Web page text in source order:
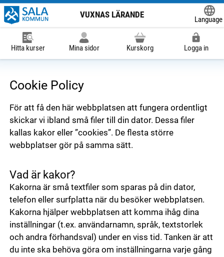
VUXNAS LÄRANDE
Language
Hitta kurser Mina sidor Kurskorg Logga in
Cookie Policy
För att få den här webbplatsen att fungera ordentligt
skickar vi ibland små filer till din dator. Dessa filer
kallas kakor eller ”cookies”. De flesta större
webbplatser gör på samma sätt.
Vad är kakor?
Kakorna är små textfiler som sparas på din dator,
telefon eller surfplatta när du besöker webbplatsen.
Kakorna hjälper webbplatsen att komma ihåg dina
inställningar (t.ex. användarnamn, språk, textstorlek
och andra förhandsval) under en viss tid. Tanken är att
du inte ska behöva göra om inställningarna varje gång